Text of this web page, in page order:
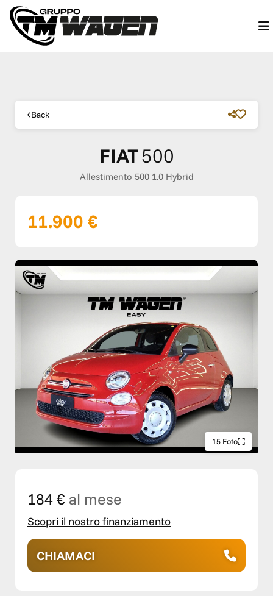
Back
FIAT500
Allestimento 500 1.0 Hybrid
11.900 €
15 Foto
184 € al mese
Scopri il nostro finanziamento
CHIAMACI